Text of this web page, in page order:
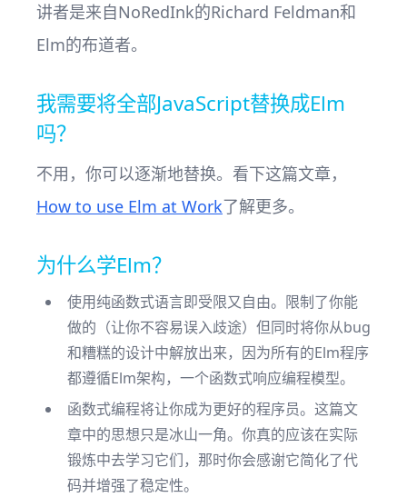
讲者是来自NoRedInk的Richard Feldman和
Elm的布道者。
我需要将全部JavaScript替换成Elm
吗？
不用，你可以逐渐地替换。看下这篇文章，
How to use Elm at Work了解更多。
为什么学Elm？
使用纯函数式语言即受限又自由。限制了你能
做的（让你不容易误入歧途）但同时将你从bug
和糟糕的设计中解放出来，因为所有的Elm程序
都遵循Elm架构，一个函数式响应编程模型。
函数式编程将让你成为更好的程序员。这篇文
章中的思想只是冰山一角。你真的应该在实际
锻炼中去学习它们，那时你会感谢它简化了代
码并增强了稳定性。